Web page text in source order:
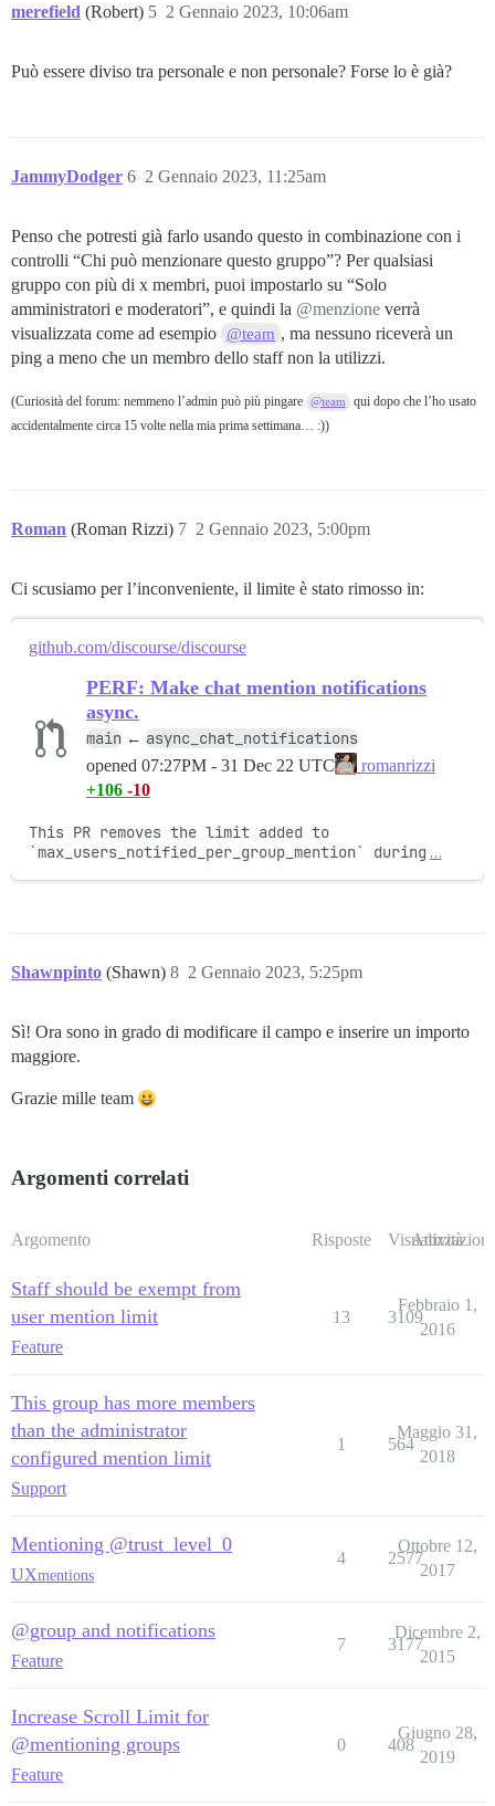
merefield (Robert) 2 Gennaio 2023, 10:06am
5
Può essere diviso tra personale e non personale? Forse lo è già?
JammyDodger 2 Gennaio 2023, 11:25am
6
Penso che potresti già farlo usando questo in combinazione con i
controlli “Chi può menzionare questo gruppo”? Per qualsiasi
gruppo con più di x membri, puoi impostarlo su “Solo
amministratori e moderatori”, e quindi la @menzione verrà
visualizzata come ad esempio @team , ma nessuno riceverà un
ping a meno che un membro dello staff non la utilizzi.
(Curiosità del forum: nemmeno l’admin può più pingare @team
qui dopo che l’ho usato
accidentalmente circa 15 volte nella mia prima settimana… :))
Roman (Roman Rizzi) 2 Gennaio 2023, 5:00pm
7
Ci scusiamo per l’inconveniente, il limite è stato rimosso in:
github.com/discourse/discourse
PERF: Make chat mention notifications
async.
main ← async_chat_notifications
opened 07:27PM - 31 Dec 22 UTC
romanrizzi
+106 -10
This PR removes the limit added to
`max_users_notified_per_group_mention` during …
Shawnpinto (Shawn) 2 Gennaio 2023, 5:25pm
8
Sì! Ora sono in grado di modificare il campo e inserire un importo
maggiore.
Grazie mille team
Argomenti correlati
Argomento Risposte Visualizzazioni
Attività
Staff should be exempt from
user mention limit
Feature
13 3109
Febbraio 1,
2016
This group has more members
than the administrator
configured mention limit
Support
1 564
Maggio 31,
2018
Mentioning @trust_level_0
UXmentions
4 2577
Ottobre 12,
2017
@group and notifications
Feature
7 3177
Dicembre 2,
2015
Increase Scroll Limit for
@mentioning groups
Feature
0 408
Giugno 28,
2019